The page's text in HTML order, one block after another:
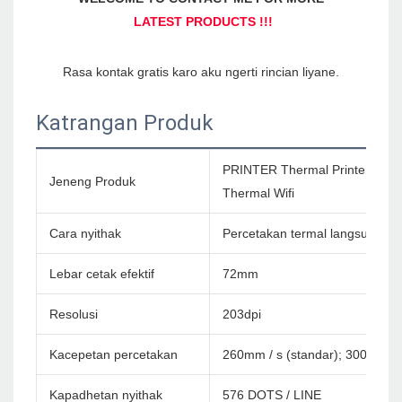
Katrangan Produk
Jeneng Produk
PRINTER Thermal Printer
Thermal Wifi
Cara nyithak Percetakan termal langsung
Lebar cetak efektif 72mm
Resolusi 203dpi
Kacepetan percetakan 260mm / s (standar); 300mm /
Kapadhetan nyithak 576 DOTS / LINE